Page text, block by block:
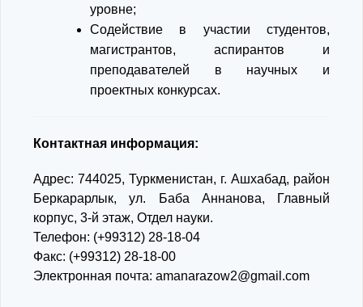
уровне;
Содействие в участии студентов,
магистрантов, аспирантов и
преподавателей в научных и
проектных конкурсах.
Контактная информация:
Адрес: 744025, Туркменистан, г. Ашхабад, район
Беркарарлык, ул. Баба Аннанова, Главный
корпус, 3-й этаж, Отдел науки.
Телефон: (+99312) 28-18-04
Факс: (+99312) 28-18-00
Электронная почта: amanarazow2@gmail.com